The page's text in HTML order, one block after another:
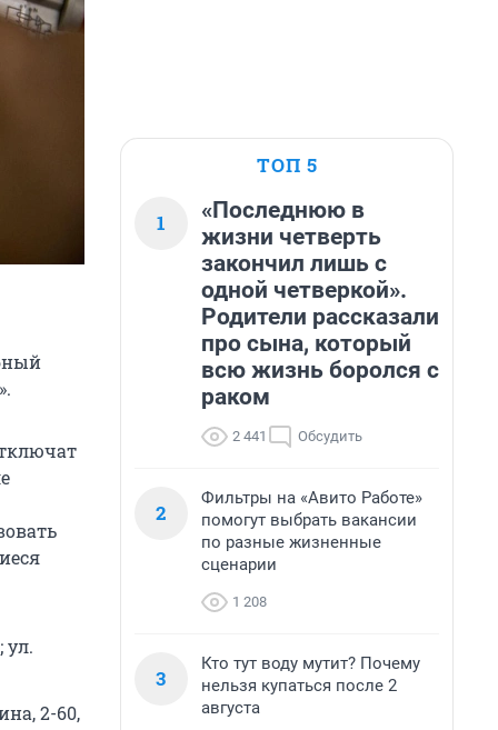
ул.
2-60,
ТОП 5
1
«Последнюю в
жизни четверть
закончил лишь с
одной четверкой».
Родители рассказали
про сына, который
всю жизнь боролся с
раком
2 441 Обсудить
2
Фильтры на «Авито Работе»
помогут выбрать вакансии
по разные жизненные
сценарии
1 208
3
Кто тут воду мутит? Почему
нельзя купаться после 2
августа